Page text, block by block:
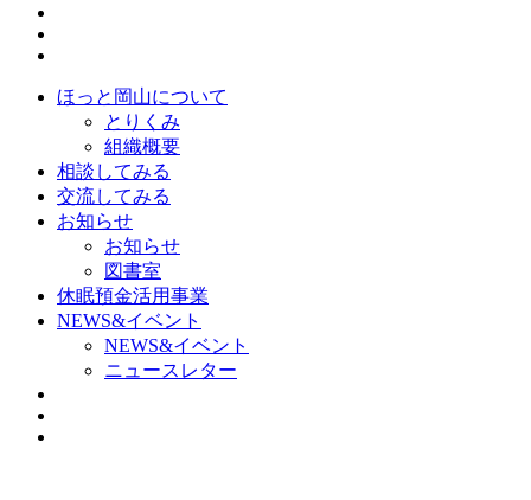
ほっと岡山について
とりくみ
組織概要
相談してみる
交流してみる
お知らせ
お知らせ
図書室
休眠預金活用事業
NEWS&イベント
NEWS&イベント
ニュースレター